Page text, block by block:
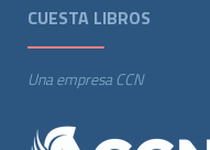
CUESTA LIBROS
Una empresa CCN